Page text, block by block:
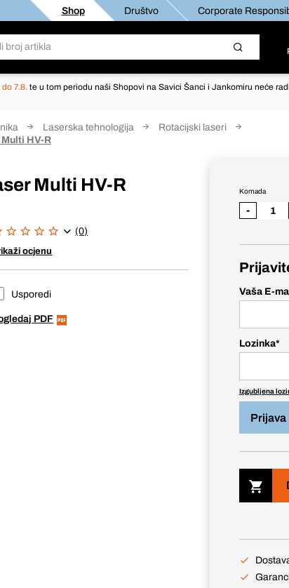
Shop Društvo Corporate
7.8. te u tom periodu naši Shopovi na Savici Šanci i Jankomiru neće
Laserska tehnologija
Rotacijski laseri
HV-R
Multi HV-R
(0)
ocjenu
Usporedi
PDF
Komada
-
Vaša E-
Lozinka*
Izgubljena
Prijava